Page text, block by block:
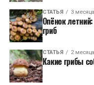
СТАТЬЯ 3
Опёнок
гриб
СТАТЬЯ 2
Какие грибы